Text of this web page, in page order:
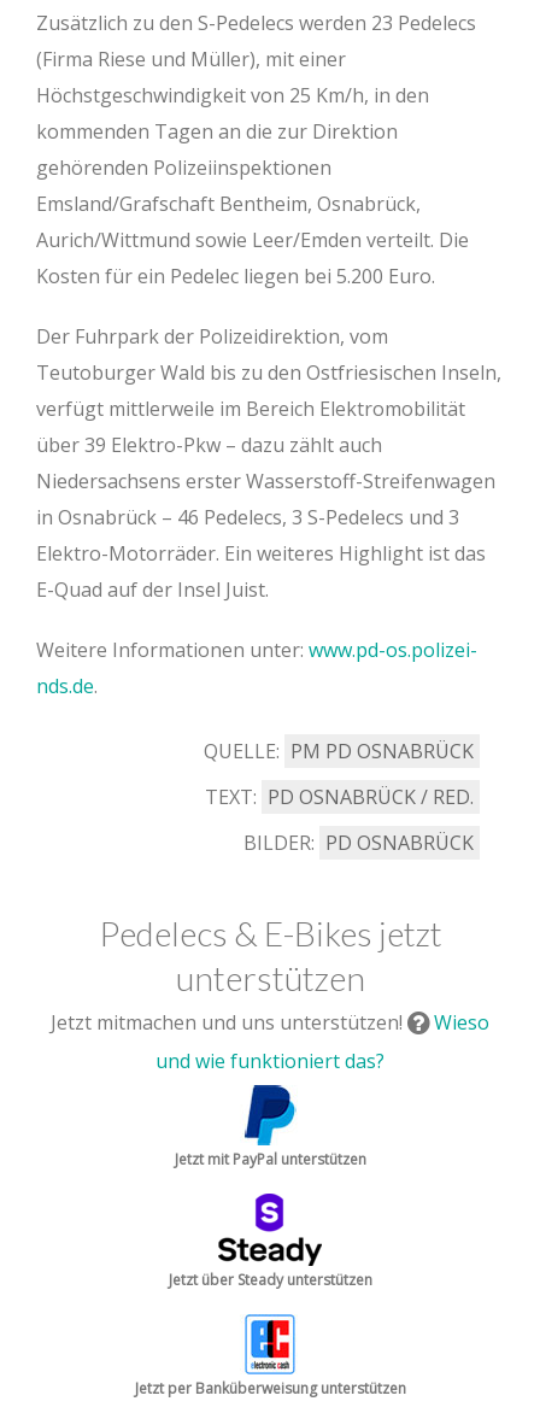
Zusätzlich zu den S-Pedelecs werden 23 Pedelecs
(Firma Riese und Müller), mit einer
Höchstgeschwindigkeit von 25 Km/h, in den
kommenden Tagen an die zur Direktion
gehörenden Polizeiinspektionen
Emsland/Grafschaft Bentheim, Osnabrück,
Aurich/Wittmund sowie Leer/Emden verteilt. Die
Kosten für ein Pedelec liegen bei 5.200 Euro.
Der Fuhrpark der Polizeidirektion, vom
Teutoburger Wald bis zu den Ostfriesischen Inseln,
verfügt mittlerweile im Bereich Elektromobilität
über 39 Elektro-Pkw – dazu zählt auch
Niedersachsens erster Wasserstoff-Streifenwagen
in Osnabrück – 46 Pedelecs, 3 S-Pedelecs und 3
Elektro-Motorräder. Ein weiteres Highlight ist das
E-Quad auf der Insel Juist.
Weitere Informationen unter: www.pd-os.polizei-
nds.de.
QUELLE: PM PD OSNABRÜCK
TEXT: PD OSNABRÜCK / RED.
BILDER: PD OSNABRÜCK
Pedelecs & E-Bikes jetzt
unterstützen
Jetzt mitmachen und uns unterstützen!
Wieso
und wie funktioniert das?
Jetzt mit PayPal unterstützen
Jetzt über Steady unterstützen
Jetzt per Banküberweisung unterstützen